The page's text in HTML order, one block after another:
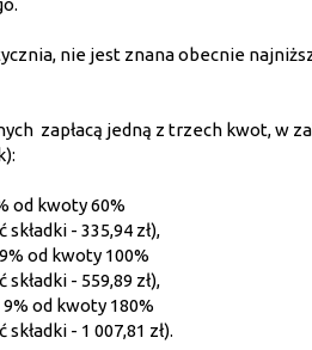
nie jest znana obecnie
zapłacą jedną z trzech kwot, w
od kwoty 60%
- 335,94 zł),
od kwoty 100%
- 559,89 zł),
od kwoty 180%
- 1 007,81 zł).